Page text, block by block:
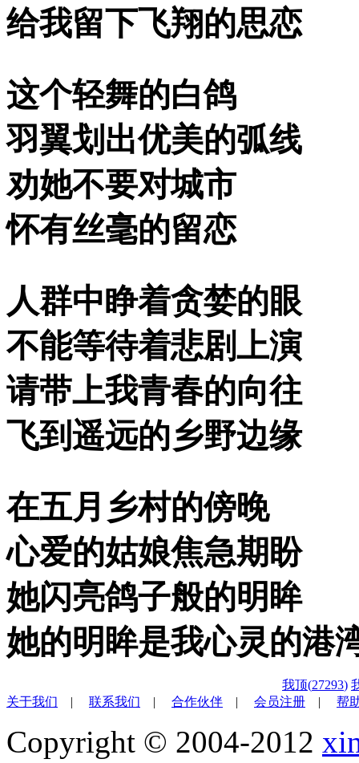
给我留下飞翔的思恋
这个轻舞的白鸽
羽翼划出优美的弧线
劝她不要对城市
怀有丝毫的留恋
人群中睁着贪婪的眼
不能等待着悲剧上演
请带上我青春的向往
飞到遥远的乡野边缘
在五月乡村的傍晚
心爱的姑娘焦急期盼
她闪亮鸽子般的明眸
她的明眸是我心灵的港
我顶(27293)
关于我们 | 联系我们 | 合作伙伴 | 会员注册 | 帮
Copyright © 2004-2012